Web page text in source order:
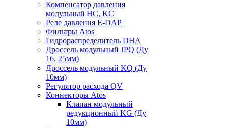
Компенсатор давления
модульный HC, KC
Реле давления E-DAP
Фильтры Atos
Гидрораспределитель DHA
Дроссель модульный JPQ (Ду
16, 25мм)
Дроссель модульный KQ (Ду
10мм)
Регулятор расхода QV
Коннекторы Atos
Клапан модульный
редукционный KG (Ду
10мм)